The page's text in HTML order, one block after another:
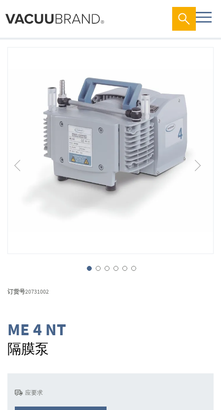
转
库
开
头
ME 4 NT
隔膜泵
订货号20731002
应要求